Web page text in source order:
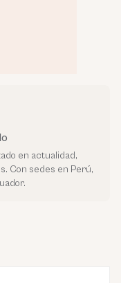
en actualidad,
Con sedes en Perú,